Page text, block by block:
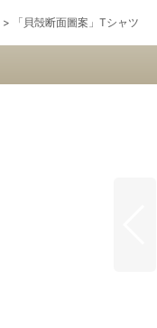
> 「貝殻断面圖案」Tシャツ